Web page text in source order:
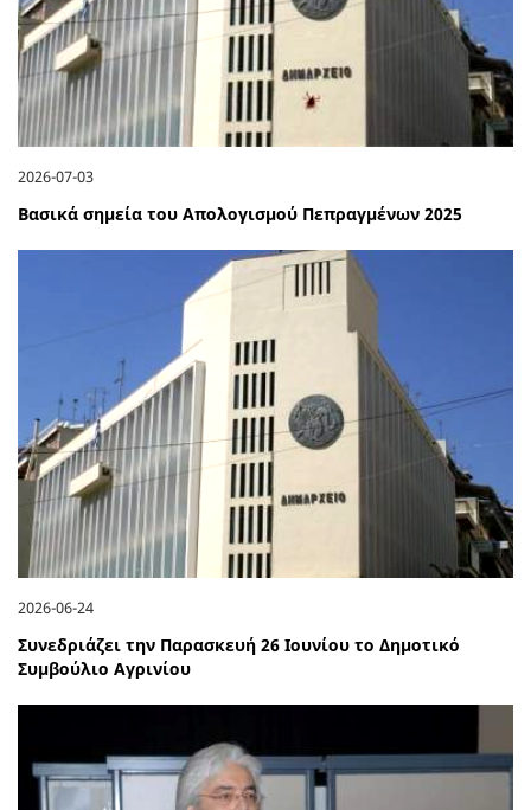
2026-07-03
Βασικά σημεία του Απολογισμού Πεπραγμένων 2025
2026-06-24
Συνεδριάζει την Παρασκευή 26 Ιουνίου το Δημοτικό
Συμβούλιο Αγρινίου